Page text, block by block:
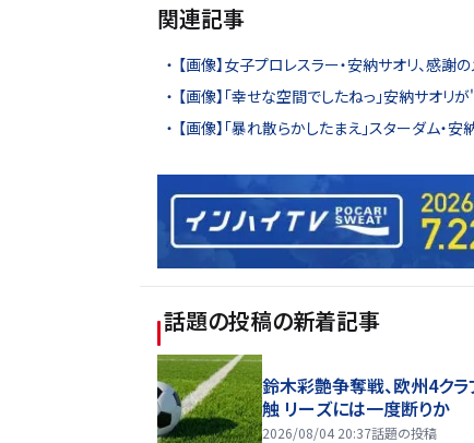
関連記事
【画像】女子プロレスラー・安納サオリ、感謝
【画像】「幸せな空間でしたねっ」安納サオ
【画像】「暴れ散らかしたまえ」スターダム
話題の投稿の新着記事
鈴木彩艶争奪戦、欧州4クラ
触 リーズには一度断りか
2026/08/04 20:37話題の投稿